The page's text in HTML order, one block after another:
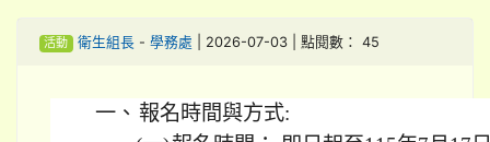
活動 衛生組長- 學務處 | 2026-07-03 | 點閱數： 45
一、 報名時間與方式: